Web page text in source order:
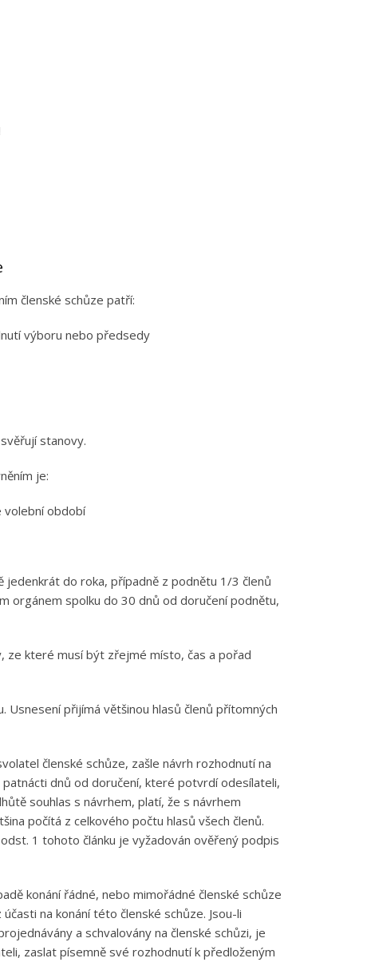
členské schůze patří:
výboru nebo předsedy
stanovy.
je:
volební období
jedenkrát do roka, případně z podnětu 1/3 členů
orgánem spolku do 30 dnů od doručení podnětu,
ze které musí být zřejmé místo, čas a pořad
Usnesení přijímá většinou hlasů členů přítomných
členské schůze, zašle návrh rozhodnutí na
dnů od doručení, které potvrdí odesílateli,
souhlas s návrhem, platí, že s návrhem
počítá z celkového počtu hlasů všech členů.
1 tohoto článku je vyžadován ověřený podpis
konání řádné, nebo mimořádné členské schůze
na konání této členské schůze. Jsou-li
a schvalovány na členské schůzi, je
zaslat písemně své rozhodnutí k předloženým